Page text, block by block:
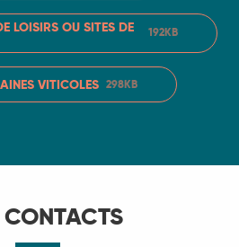
LOISIRS OU SITES DE 192KB
VITICOLES 298KB